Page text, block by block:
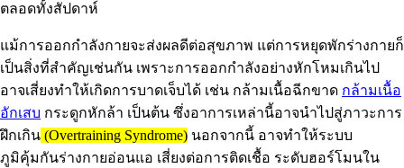
ตลอดทั้งสัปดาห์
แม้การออกกำลังกายจะส่งผลดีต่อสุขภาพ แต่การหยุดพักร่างกายก็
เป็นสิ่งที่สำคัญเช่นกัน เพราะการออกกำลังอย่างหักโหมเกินไป
อาจเสี่ยงทำให้เกิดการบาดเจ็บได้ เช่น กล้ามเนื้อฉีกขาด กล้ามเนื้อ
อักเสบ กระดูกหักล้า เป็นต้น ซึ่งอาการเหล่านี้อาจนำไปสู่ภาวะการ
ฝึกเกิน (Overtraining Syndrome) นอกจากนี้ อาจทำให้ระบบ
ภูมิคุ้มกันร่างกายอ่อนแอ เสี่ยงต่อการติดเชื้อ ระดับฮอร์โมนใน